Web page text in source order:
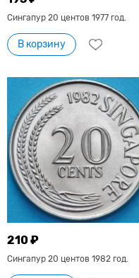
Сингапур 20 центов 1977 год.
В корзину
210 ₽
Сингапур 20 центов 1982 год.